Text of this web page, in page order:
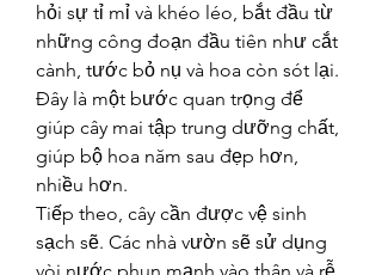
hỏi sự tỉ mỉ và khéo léo, bắt đầu từ
những công đoạn đầu tiên như cắt
cành, tước bỏ nụ và hoa còn sót lại.
Đây là một bước quan trọng để
giúp cây mai tập trung dưỡng chất,
giúp bộ hoa năm sau đẹp hơn,
nhiều hơn.
Tiếp theo, cây cần được vệ sinh
sạch sẽ. Các nhà vườn sẽ sử dụng